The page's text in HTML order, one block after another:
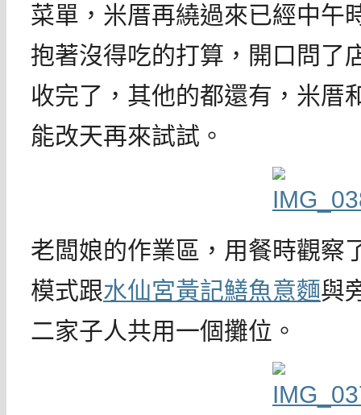
菜單，米厝再繞過來已經中午
抱著沒得吃的打算，開口問了
收完了，其他的都還有，米厝
能改天再來試試。
老闆娘的作業區，用餐時觀察
模式跟水仙宮黃記鱔魚意麵與
二家子人共用一個攤位。